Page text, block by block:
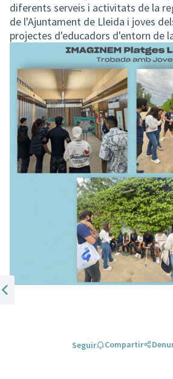
diferents serveis i activitats de la
de l'Ajuntament de Lleida i joves
projectes d'educadors d'entorn de
Seguir Compartir